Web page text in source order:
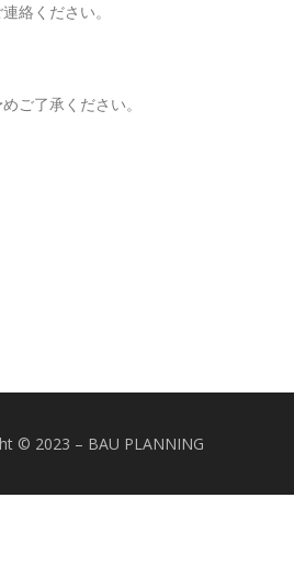
絡ください。
ご了承ください。
© 2023 – BAU PLANNING